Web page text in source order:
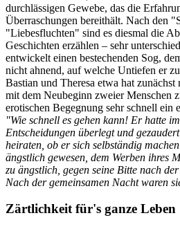
durchlässigen Gewebe, das die
Überraschungen bereithält. Nach den
"Liebesfluchten" sind es diesmal die
Geschichten erzählen – sehr
entwickelt einen bestechenden Sog,
nicht ahnend, auf welche Untiefen er
Bastian und Theresa etwa hat
mit dem Neubeginn zweier Menschen
erotischen Begegnung sehr schnell ein
"Wie schnell es gehen kann! Er hatte
Entscheidungen überlegt und
heiraten, ob er sich selbständig
ängstlich gewesen, dem Werben ihres
zu ängstlich, gegen seine Bitte nach
Nach der gemeinsamen Nacht waren
Zärtlichkeit für's ganze Leben